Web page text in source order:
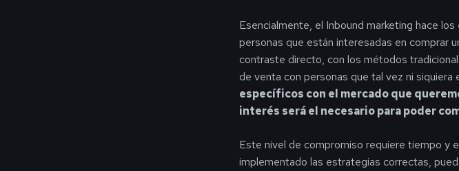
Esencialmente, el Inbound marketing hace
personas que están interesadas en comprar
contraste directo, con los métodos
de venta con personas que tal vez ni
específicos con el mercado que
interés será el necesario para poder
Este nivel de compromiso requiere tiempo y
implementado las estrategias correctas,